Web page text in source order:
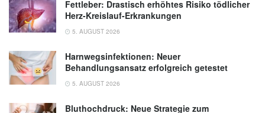
Fettleber: Drastisch erhöhtes Risiko tödlicher
Herz-Kreislauf-Erkrankungen
5. AUGUST 2026
Harnwegsinfektionen: Neuer
Behandlungsansatz erfolgreich getestet
5. AUGUST 2026
Bluthochdruck: Neue Strategie zum